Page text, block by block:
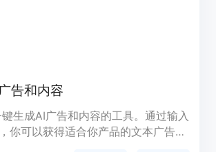
告和内容
生成AI广告和内容的工具。通过输入
你可以获得适合你产品的文本广告、